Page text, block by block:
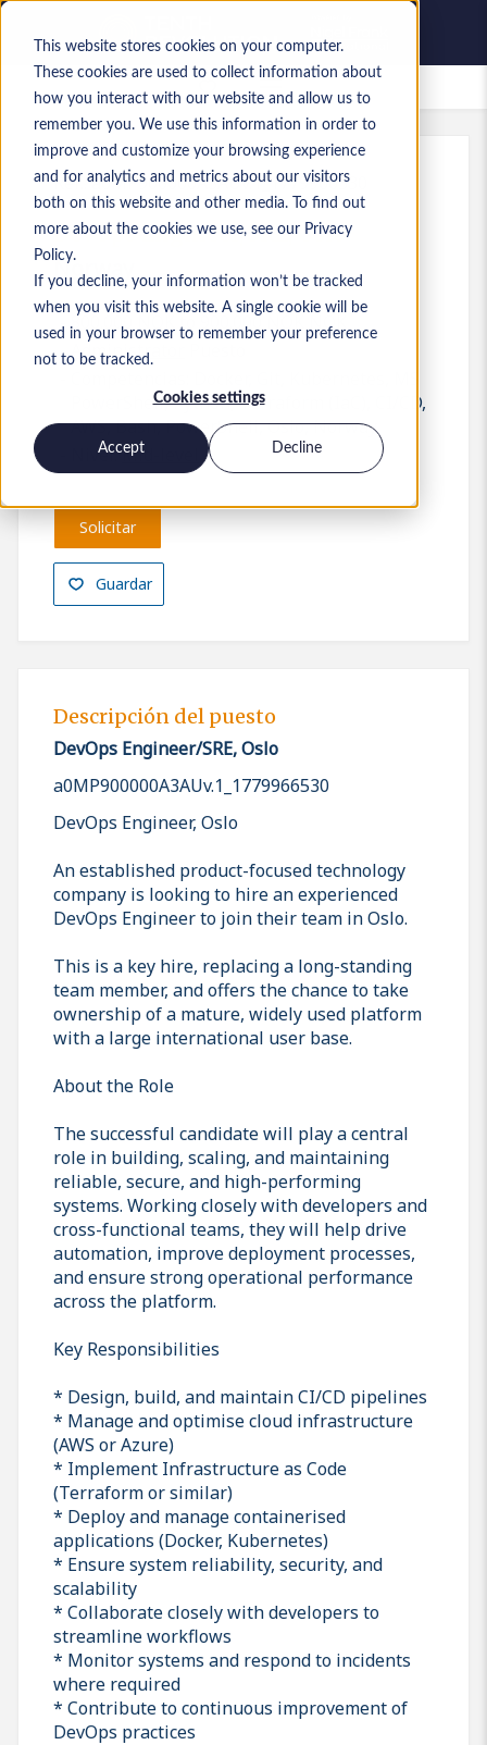
This website stores cookies on your computer.
These cookies are used to collect information about
how you interact with our website and allow us to
remember you. We use this information in order to
improve and customize your browsing experience
and for analytics and metrics about our visitors
both on this website and other media. To find out
more about the cookies we use, see our Privacy
Policy.
If you decline, your information won’t be tracked
when you visit this website. A single cookie will be
used in your browser to remember your preference
not to be tracked.
Cookies settings
Accept Decline
Empleos guardados
Ref. :a0MP900000A3AUv.1_1779966530
DevOps Engineer/SRE, Oslo
Norway
800.000 NOK to 900.000 NOK NOK
Administrator
PowerShell, Python, Terraform (IaC), CI/CD,
AWS, Bash, PowerShell, Oslo, Norway
Nivel:Mid-level
Guardar
Solicitar
Descripción del puesto
DevOps Engineer/SRE, Oslo
a0MP900000A3AUv.1_1779966530
DevOps Engineer, Oslo
An established product-focused technology
company is looking to hire an experienced
DevOps Engineer to join their team in Oslo.
This is a key hire, replacing a long-standing
team member, and offers the chance to take
ownership of a mature, widely used platform
with a large international user base.
About the Role
The successful candidate will play a central
role in building, scaling, and maintaining
reliable, secure, and high-performing
systems. Working closely with developers and
cross-functional teams, they will help drive
automation, improve deployment processes,
and ensure strong operational performance
across the platform.
Key Responsibilities
* Design, build, and maintain CI/CD pipelines
* Manage and optimise cloud infrastructure
(AWS or Azure)
* Implement Infrastructure as Code
(Terraform or similar)
* Deploy and manage containerised
applications (Docker, Kubernetes)
* Ensure system reliability, security, and
scalability
* Collaborate closely with developers to
streamline workflows
* Monitor systems and respond to incidents
where required
* Contribute to continuous improvement of
DevOps practices